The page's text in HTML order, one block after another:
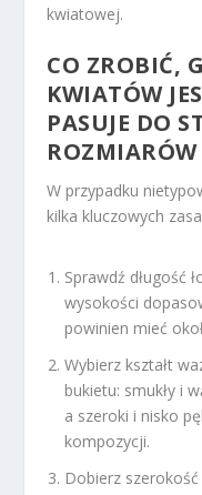
kwiatowej.
CO ZROBIĆ,
KWIATÓW
PASUJE DO
W przypadku
kilka kluczowych
Sprawdź długość
wysokości
powinien mieć
Wybierz kształt
bukietu: smukły i
a szeroki i nisko
kompozycji.
Dobierz